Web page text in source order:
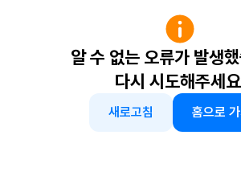
알 수 없는 오류가 발생
다시 시도해주세
새로고침 홈으로 가